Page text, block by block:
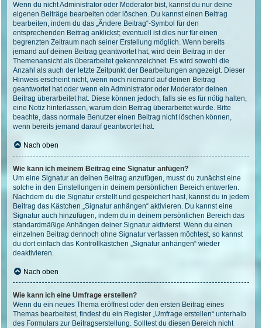
Wenn du nicht Administrator oder Moderator bist, kannst du nur deine
eigenen Beiträge bearbeiten oder löschen. Du kannst einen Beitrag
bearbeiten, indem du das „Ändere Beitrag“-Symbol für den
entsprechenden Beitrag anklickst; eventuell ist dies nur für einen
begrenzten Zeitraum nach seiner Erstellung möglich. Wenn bereits
jemand auf deinen Beitrag geantwortet hat, wird dein Beitrag in der
Themenansicht als überarbeitet gekennzeichnet. Es wird sowohl die
Anzahl als auch der letzte Zeitpunkt der Bearbeitungen angezeigt. Dieser
Hinweis erscheint nicht, wenn noch niemand auf deinen Beitrag
geantwortet hat oder wenn ein Administrator oder Moderator deinen
Beitrag überarbeitet hat. Diese können jedoch, falls sie es für nötig halten,
eine Notiz hinterlassen, warum dein Beitrag überarbeitet wurde. Bitte
beachte, dass normale Benutzer einen Beitrag nicht löschen können,
wenn bereits jemand darauf geantwortet hat.
Nach oben
Wie kann ich meinem Beitrag eine Signatur anfügen?
Um eine Signatur an deinen Beitrag anzufügen, musst du zunächst eine
solche in den Einstellungen in deinem persönlichen Bereich entwerfen.
Nachdem du die Signatur erstellt und gespeichert hast, kannst du in jedem
Beitrag das Kästchen „Signatur anhängen“ aktivieren. Du kannst eine
Signatur auch hinzufügen, indem du in deinem persönlichen Bereich das
standardmäßige Anhängen deiner Signatur aktivierst. Wenn du einen
einzelnen Beitrag dennoch ohne Signatur verfassen möchtest, so kannst
du dort einfach das Kontrollkästchen „Signatur anhängen“ wieder
deaktivieren.
Nach oben
Wie kann ich eine Umfrage erstellen?
Wenn du ein neues Thema eröffnest oder den ersten Beitrag eines
Themas bearbeitest, findest du ein Register „Umfrage erstellen“ unterhalb
des Formulars zur Beitragserstellung. Solltest du diesen Bereich nicht